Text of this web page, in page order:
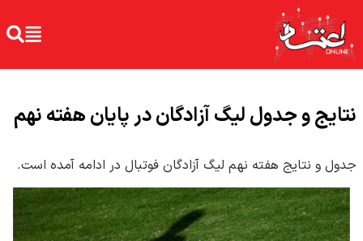
نتایج و جدول لیگ آزادگان در پایان هفته نهم
جدول و نتایج هفته نهم لیگ آزادگان فوتبال در ادامه آمده است.